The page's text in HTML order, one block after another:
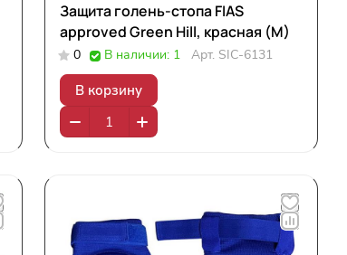
Защита голень-стопа FIAS
approved Green Hill, красная (M)
0 В наличии: 1 Арт. SIC-6131
В корзину